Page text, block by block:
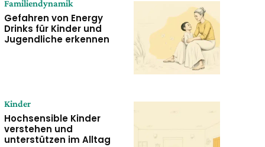
Familiendynamik
Gefahren von Energy
Drinks für Kinder und
Jugendliche erkennen
Kinder
Hochsensible Kinder
verstehen und
unterstützen im Alltag